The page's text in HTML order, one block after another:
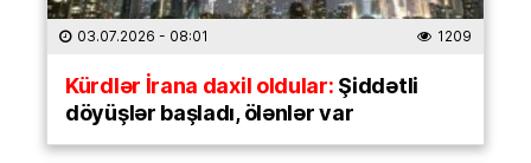
03.07.2026 - 08:01 1209
Kürdlər İrana daxil oldular:Şiddətli
döyüşlər başladı, ölənlər var